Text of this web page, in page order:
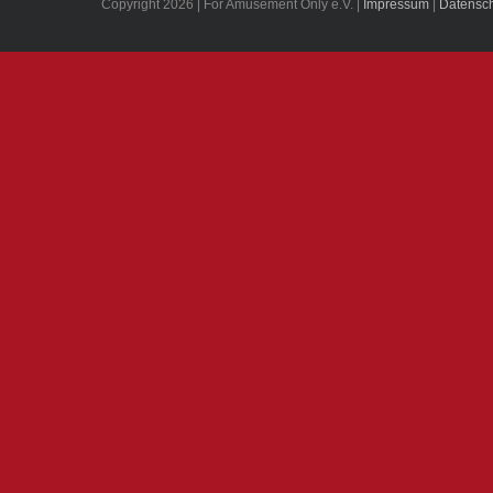
Copyright 2026 | For Amusement Only e.V. | Impressum